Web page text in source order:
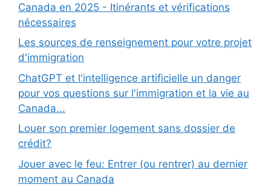
Canada en 2025 - Itinérants et vérifications
nécessaires
Les sources de renseignement pour votre projet
d'immigration
ChatGPT et l'intelligence artificielle un danger
pour vos questions sur l'immigration et la vie au
Canada...
Louer son premier logement sans dossier de
crédit?
Jouer avec le feu: Entrer (ou rentrer) au dernier
moment au Canada